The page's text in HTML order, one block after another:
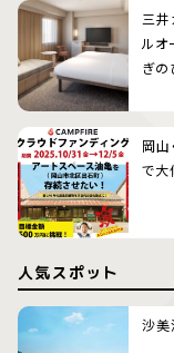
三
ルオ
ぎの
岡山
で大
人気スポット
沙